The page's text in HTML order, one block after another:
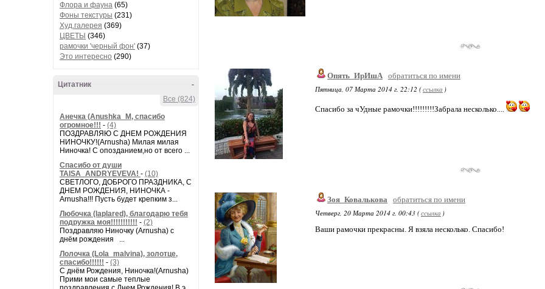
Флора и фауна (65)
Фоны текстуры (231)
Худ.галерея (369)
ЦВЕТЫ (346)
рамочки 'черный фон' (37)
Это интересно (290)
-
Цитатник
Все (824)
Анечка (Anushka_M, спасибо
огромное!!! - (4)
ПОЗДРАВЛЯЮ С ДНЕМ РОЖДЕНИЯ
НИНОЧКУ!(Arnusha) Милая милая
Ниночка! С опозданием,но от всего ...
Спасибо от души
TAISA_ANDRYEVEVA! - (10)
СВЕТЛОГО, ДОБРОГО ПРАЗДНИКА, С
ДНЕМ РОЖДЕНИЯ, НИНОЧКА -
Arnusha!!! Пусть будет крепким з...
Любочка (laplared), благодарю тебя
подружка моя!!!!!!!!!!! - (2)
Поздравляю Ниночку (Arnusha) с
днём рождения ...
Лолочка (Lola_malvina), золотце,
спасибо!!!!!! - (3)
С днём Рождения, Ниночка!(Аrnusha)
Прими мои самые теплые
Опять_ИрИшА обратиться по имени
Пятница, 07 Марта 2014 г. 22:12 (ссылка )
Спасибо за чУдные рамочки!!!!!!!!!Забрала несколько....
Зоя_Ковалькова
обратиться по имени
Четверг, 20 Марта 2014 г. 00:43 (ссылка )
Ваши рамочки прекрасны. Я взяла несколько. Спасибо!